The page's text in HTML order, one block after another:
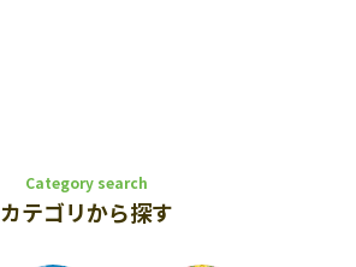
Category search
カテゴリから探す